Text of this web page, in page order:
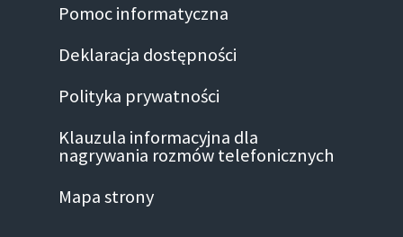
Pomoc informatyczna
Deklaracja dostępności
Polityka prywatności
Klauzula informacyjna dla
nagrywania rozmów telefonicznych
Mapa strony